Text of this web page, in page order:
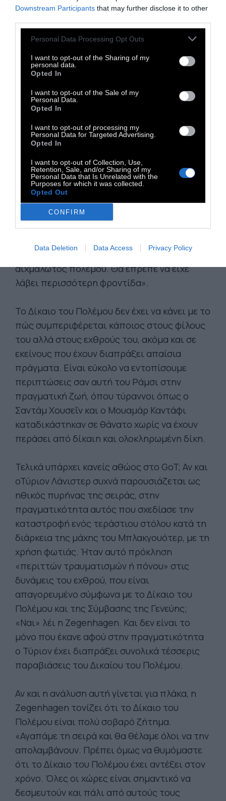
Downstream Participants that may further disclose it to other
Personal Data Processing Opt Outs
I want to opt-out of the Sharing of my
personal data.
Opted In
I want to opt-out of the Sale of my
Personal Data.
Opted In
I want to opt-out of processing my
Personal Data for Targeted Advertising.
Opted In
I want to opt-out of Collection, Use,
Retention, Sale, and/or Sharing of my
Personal Data that Is Unrelated with the
Purposes for which it was collected.
Opted Out
CONFIRM
Data Deletion Data Access Privacy Policy
πολύ σοβαρό ζήτημα
Όμως υπάρχει κάποιος μεγαλύτερος
Δράκων: Ο Ράμσι Μπόλτον, ο οποίος μάλιστα
ξεπερνά κατά πολύ όλους τους άλλους, αφού
πραγματοποίησε πάνω από 17 διαφορετικές
παραβιάσεις του νόμου που ανάμεσα σε άλλα
βάναυση συμπεριφορά και σεξουαλική
κακοποίηση. «Ήταν πράγματι ένα τέρας»,
λέει η Zegenhagen. Βέβαια η βία φέρνει βία
κι έτσι δεν είναι έκπληξη που
αιχμαλωτίστηκε και σκοτώθηκε με τον
απαραίτητη προστασία όταν ήταν
αιχμάλωτος πολέμου. Θα έπρεπε να είχε
λάβει περισσότερη φροντίδα».
Το Δίκαιο του Πολέμου δεν έχει να κάνει με το
πώς συμπεριφέρεται κάποιος στους φίλους
του αλλά στους εχθρούς του, ακόμα και σε
εκείνους που έχουν διαπράξει απαίσια
πράγματα. Είναι εύκολο να εντοπίσουμε
περιπτώσεις σαν αυτή του Ράμσι στην
πραγματική ζωή, όπου τύραννοι όπως ο
Σαντάμ Χουσεΐν και ο Μουαμάρ Καντάφι
καταδικάστηκαν σε θάνατο χωρίς να έχουν
περάσει από δίκαιη και ολοκληρωμένη δίκη.
Τελικά υπάρχει κανείς αθώος στο GoT; Αν και
οΤύριον Λάνιστερ συχνά παρουσιάζεται ως
ηθικός πυρήνας της σειράς, στην
πραγματικότητα αυτός που σχεδίασε την
καταστροφή ενός τεράστιου στόλου κατά τη
διάρκεια της μάχης του Μπλακγουότερ, με τη
χρήση φωτιάς. Ήταν αυτό πρόκληση
«περιττών τραυματισμών ή πόνου» στις
δυνάμεις του εχθρού, που είναι
απαγορευμένο σύμφωνα με το Δίκαιο του
Πολέμου και της Σύμβασης της Γενεύης;
«Ναι» λέι η Zegenhagen. Και δεν είναι το
μόνο που έκανε αφού στην πραγματικότητα
ο Τύριον έχει διαπράξει συνολικά τέσσερις
παραβιάσεις του Δικαίου του Πολέμου.
Αν και η ανάλυση αυτή γίνεται για πλάκα, η
Zegenhagen τονίζει ότι το Δίκαιο του
Πολέμου είναι πολύ σοβαρό ζήτημα.
«Αγαπάμε τη σειρά και θα θέλαμε όλοι να την
απολαμβάνουν. Πρέπει όμως να θυμόμαστε
ότι το Δίκαιο του Πολέμου έχει αντέξει στον
χρόνο. Όλες οι χώρες είναι σημαντικό να
δεσμευτούν και πάλι από αυτούς τους